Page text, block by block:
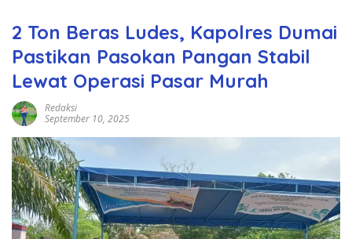
2 Ton Beras Ludes, Kapolres Dumai
Pastikan Pasokan Pangan Stabil
Lewat Operasi Pasar Murah
Redaksi
September 10, 2025